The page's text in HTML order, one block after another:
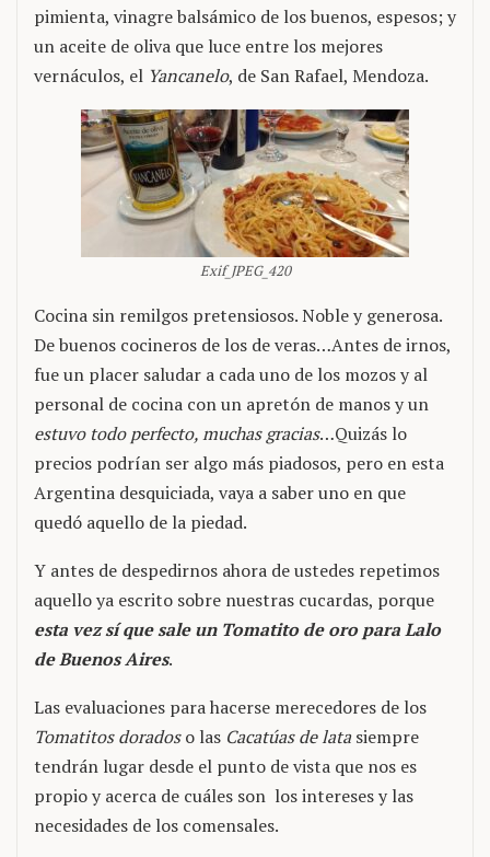
pimienta, vinagre balsámico de los buenos, espesos; y
un aceite de oliva que luce entre los mejores
vernáculos, el Yancanelo, de San Rafael, Mendoza.
Exif_JPEG_420
Cocina sin remilgos pretensiosos. Noble y generosa.
De buenos cocineros de los de veras…Antes de irnos,
fue un placer saludar a cada uno de los mozos y al
personal de cocina con un apretón de manos y un
estuvo todo perfecto, muchas gracias…Quizás lo
precios podrían ser algo más piadosos, pero en esta
Argentina desquiciada, vaya a saber uno en que
quedó aquello de la piedad.
Y antes de despedirnos ahora de ustedes repetimos
aquello ya escrito sobre nuestras cucardas, porque
esta vez sí que sale un Tomatito de oro para Lalo
de Buenos Aires.
Las evaluaciones para hacerse merecedores de los
Tomatitos doradoso las Cacatúas de latasiempre
tendrán lugar desde el punto de vista que nos es
propio y acerca de cuáles son los intereses y las
necesidades de los comensales.